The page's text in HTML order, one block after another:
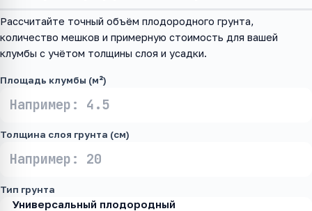
Рассчитайте точный объём плодородного грунта,
количество мешков и примерную стоимость для вашей
клумбы с учётом толщины слоя и усадки.
Площадь клумбы (м²)
Толщина слоя грунта (см)
Тип грунта